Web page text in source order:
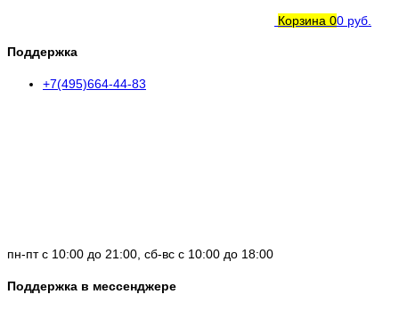
Корзина 00 руб.
Поддержка
+7(495)664-44-83
пн-пт с 10:00 до 21:00, сб-вс с 10:00 до 18:00
Поддержка в мессенджере